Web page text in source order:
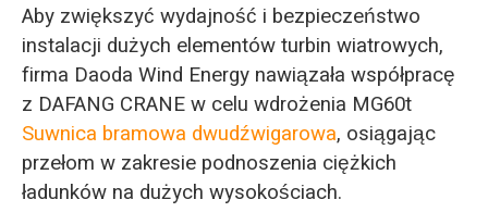
Aby zwiększyć wydajność i bezpieczeństwo
instalacji dużych elementów turbin wiatrowych,
firma Daoda Wind Energy nawiązała współpracę
z DAFANG CRANE w celu wdrożenia MG60t
Suwnica bramowa dwudźwigarowa, osiągając
przełom w zakresie podnoszenia ciężkich
ładunków na dużych wysokościach.